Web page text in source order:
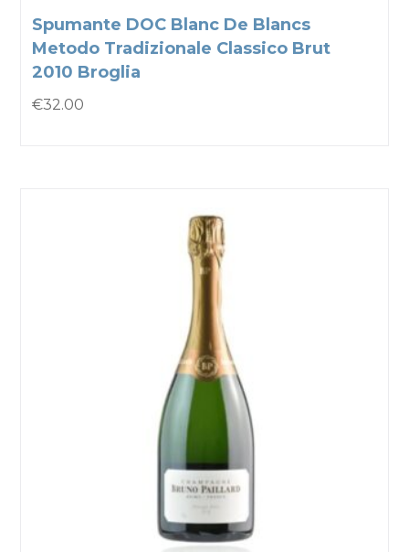
Spumante DOC Blanc De Blancs
Metodo Tradizionale Classico Brut
2010 Broglia
€32.00